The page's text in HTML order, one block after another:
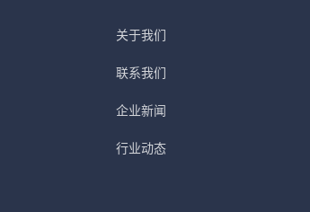
关于我们
联系我们
企业新闻
行业动态